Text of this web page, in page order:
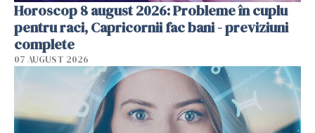
Horoscop 8 august 2026: Probleme în cuplu
pentru raci, Capricornii fac bani - previziuni
complete
07 AUGUST 2026